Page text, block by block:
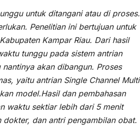
untuk ditangani atau di proses.
Penelitian ini bertujuan untuk
Kampar Riau. Dari hasil
tunggu pada sistem antrian
akan dibangun. Proses
yaitu antrian Single Channel Multi
model.Hasil dan pembahasan
waktu sektiar lebih dari 5 menit
dokter, dan antri pengambilan obat.